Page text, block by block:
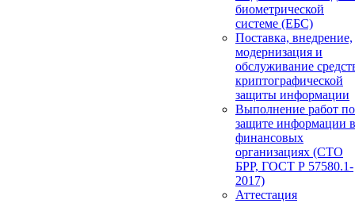
биометрической
системе (ЕБС)
Поставка, внедрение,
модернизация и
обслуживание
криптографической
защиты информации
Выполнение работ по
защите информации в
финансовых
организациях (СТО
БРР, ГОСТ Р 57580.1-
2017)
Аттестация